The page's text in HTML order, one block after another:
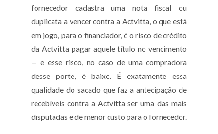
fornecedor cadastra uma nota fiscal ou
duplicata a vencer contra a Actvitta, o que está
em jogo, para o financiador, é o risco de crédito
da Actvitta pagar aquele título no vencimento
— e esse risco, no caso de uma compradora
desse porte, é baixo. É exatamente essa
qualidade do sacado que faz a antecipação de
recebíveis contra a Actvitta ser uma das mais
disputadas e de menor custo para o fornecedor.